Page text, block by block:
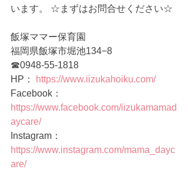
います。 ☆まずはお問合せください☆
飯塚ママー保育園
福岡県飯塚市堀池134−8
☎0948-55-1818
HP：
https://www.iizukahoiku.com/
Facebook：
https://www.facebook.com/iizukamamad
aycare/
Instagram：
https://www.instagram.com/mama_dayc
are/